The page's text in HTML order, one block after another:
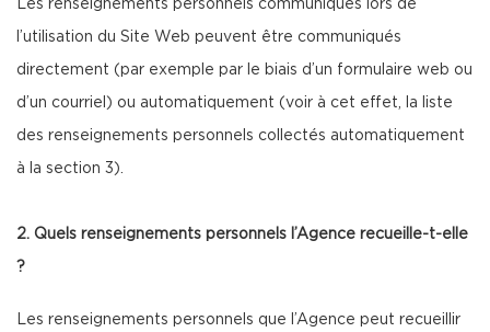
Les renseignements personnels communiqués lors de
l’utilisation du Site Web peuvent être communiqués
directement (par exemple par le biais d’un formulaire web ou
d’un courriel) ou automatiquement (voir à cet effet, la liste
des renseignements personnels collectés automatiquement
à la section 3).
2. Quels renseignements personnels l’Agence recueille-t-elle
?
Les renseignements personnels que l’Agence peut recueillir